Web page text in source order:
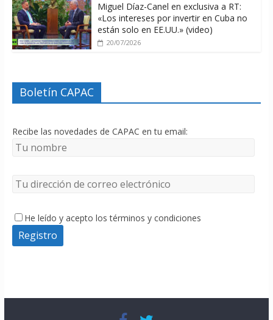
Miguel Díaz-Canel en exclusiva a RT:
«Los intereses por invertir en Cuba no
están solo en EE.UU.» (video)
20/07/2026
Boletín CAPAC
Recibe las novedades de CAPAC en tu email:
He leído y acepto los términos y condiciones